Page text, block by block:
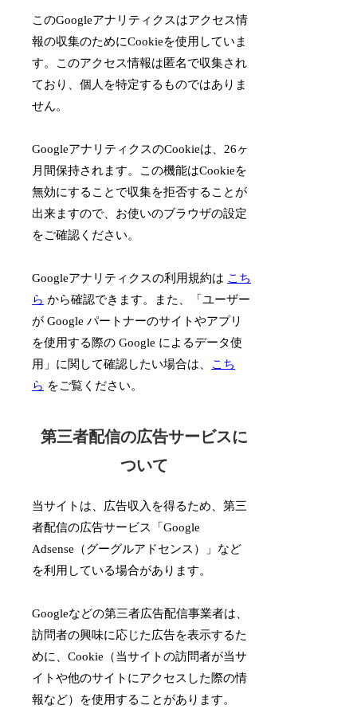
このGoogleアナリティクスはアクセス情
報の収集のためにCookieを使用していま
す。このアクセス情報は匿名で収集され
ており、個人を特定するものではありま
せん。
GoogleアナリティクスのCookieは、26ヶ
月間保持されます。この機能はCookieを
無効にすることで収集を拒否することが
出来ますので、お使いのブラウザの設定
をご確認ください。
Googleアナリティクスの利用規約は こち
ら から確認できます。また、「ユーザー
が Google パートナーのサイトやアプリ
を使用する際の Google によるデータ使
用」に関して確認したい場合は、
こち
ら をご覧ください。
第三者配信の広告サービスに
ついて
当サイトは、広告収入を得るため、第三
者配信の広告サービス「Google
Adsense（グーグルアドセンス）」など
を利用している場合があります。
Googleなどの第三者広告配信事業者は、
訪問者の興味に応じた広告を表示するた
めに、Cookie（当サイトの訪問者が当サ
イトや他のサイトにアクセスした際の情
報など）を使用することがあります。